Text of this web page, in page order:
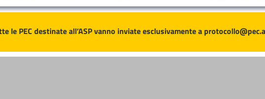
le PEC destinate all’ASP vanno inviate esclusivamente a